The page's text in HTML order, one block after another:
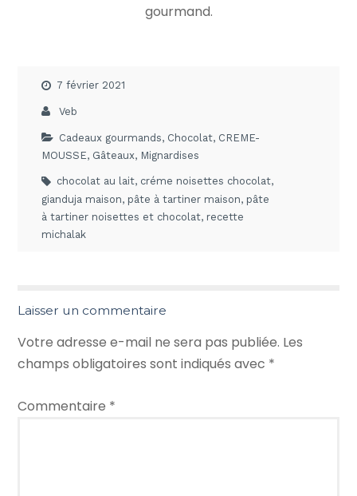
gourmand.
7 février 2021
Veb
Cadeaux gourmands, Chocolat, CREME-
MOUSSE, Gâteaux, Mignardises
chocolat au lait, créme noisettes chocolat,
gianduja maison, pâte à tartiner maison, pâte
à tartiner noisettes et chocolat, recette
michalak
Laisser un commentaire
Votre adresse e-mail ne sera pas publiée. Les
champs obligatoires sont indiqués avec *
Commentaire *